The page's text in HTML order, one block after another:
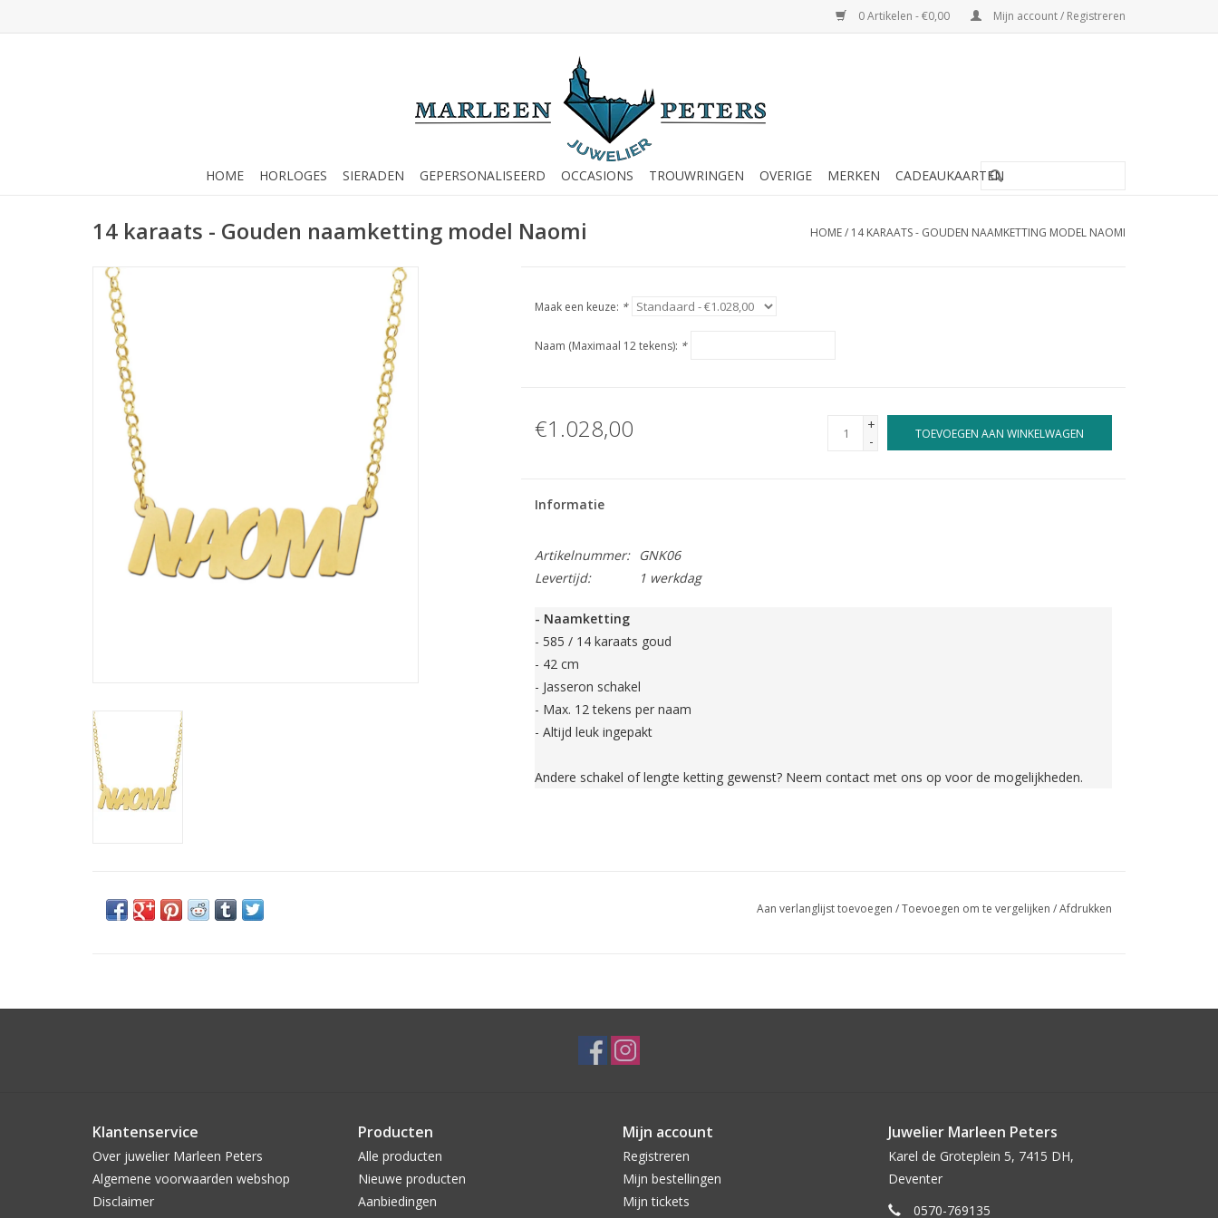
0 Artikelen - €0,00 Mijn account / Registreren
HOME HORLOGES SIERADEN GEPERSONALISEERD OCCASIONS TROUWRINGEN OVERIGE MERKEN CADEAUKAARTEN
14 karaats - Gouden naamketting model Naomi HOME/ 14 KARAATS - GOUDEN NAAMKETTING MODEL NAOMI
Maak een keuze: *
Naam (Maximaal 12 tekens): *
€1.028,00
+
-
TOEVOEGEN AAN WINKELWAGEN
Informatie
Artikelnummer:
GNK06
Levertijd:
1 werkdag
- Naamketting
- 585 / 14 karaats goud
- 42 cm
- Jasseron schakel
- Max. 12 tekens per naam
- Altijd leuk ingepakt
Andere schakel of lengte ketting gewenst? Neem contact met ons op voor de mogelijkheden.
Aan verlanglijst toevoegen /Toevoegen om te vergelijken /Afdrukken
Klantenservice
Over juwelier Marleen Peters
Algemene voorwaarden webshop
Disclaimer
Producten
Alle producten
Nieuwe producten
Aanbiedingen
Mijn account
Registreren
Mijn bestellingen
Mijn tickets
Juwelier Marleen Peters
Karel de Groteplein 5, 7415 DH,
Deventer
0570-769135